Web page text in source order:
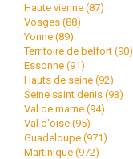
Haute vienne (87)
Vosges (88)
Yonne (89)
Territoire de belfort (90)
Essonne (91)
Hauts de seine (92)
Seine saint denis (93)
Val de marne (94)
Val d'oise (95)
Guadeloupe (971)
Martinique (972)